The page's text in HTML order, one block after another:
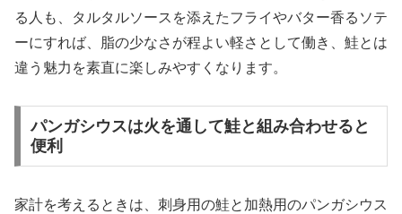
る人も、タルタルソースを添えたフライやバター香るソテ
ーにすれば、脂の少なさが程よい軽さとして働き、鮭とは
違う魅力を素直に楽しみやすくなります。
パンガシウスは火を通して鮭と組み合わせると
便利
家計を考えるときは、刺身用の鮭と加熱用のパンガシウス